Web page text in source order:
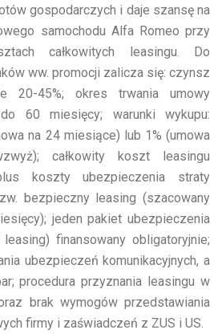
gospodarczych i daje szansę na
samochodu Alfa Romeo przy
całkowitych leasingu. Do
ww. promocji zalicza się: czynsz
20-45%; okres trwania umowy
60 miesięcy; warunki wykupu:
na 24 miesiące) lub 1% (umowa
całkowity koszt leasingu
koszty ubezpieczenia straty
bezpieczny leasing (szacowany
jeden pakiet ubezpieczenia
finansowany obligatoryjnie;
ubezpieczeń komunikacyjnych, a
procedura przyznania leasingu w
brak wymogów przedstawiania
firmy i zaświadczeń z ZUS i US.